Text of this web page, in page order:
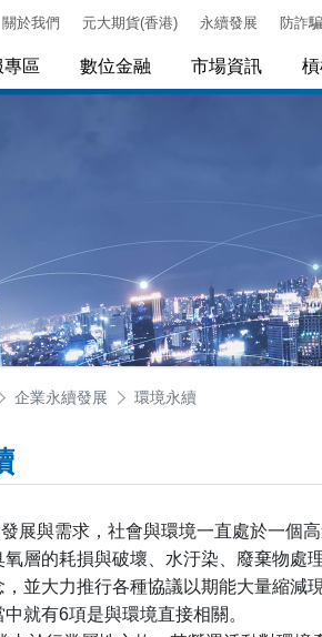
關於我們 元大期貨(香港) 永續發展 防詐
專區 數位金融 市場資訊
企業永續發展 環境永續
展與需求，社會與環境一直處於一個
氧層的耗損與破壞、水汙染、廢棄物處
，並大力推行各種協議以期能大量縮減
中就有6項是與環境直接相關。